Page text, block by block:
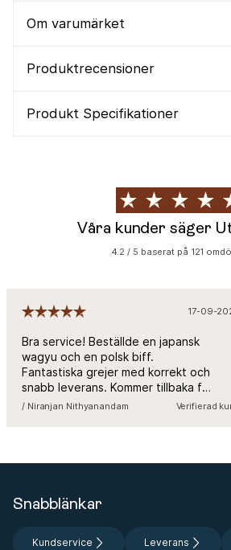
Om varumärket
Produktrecensioner
Produkt Specifikationer
Våra kunder säger
4.2 / 5 baserat på 121
17-09-
Bra service! Beställde en japansk
wagyu och en polsk biff.
Fantastiska grejer med korrekt och
snabb leverans. Kommer tillbaka för
mer!
/ Niranjan Nithyanandam Verifierad
Snabblänkar
Kundservice Leverans